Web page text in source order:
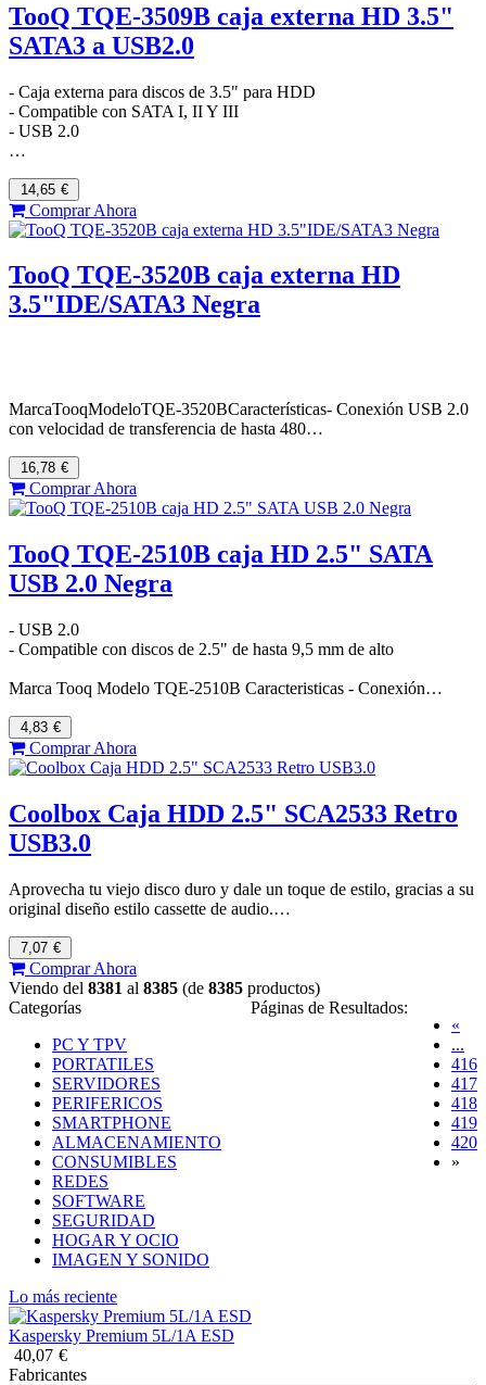
TooQ TQE-3509B caja externa HD 3.5"
SATA3 a USB2.0
- Caja externa para discos de 3.5" para HDD
- Compatible con SATA I, II Y III
- USB 2.0
…
14,65 €
Comprar Ahora
TooQ TQE-3520B caja externa HD
3.5"IDE/SATA3 Negra
MarcaTooqModeloTQE-3520BCaracterísticas- Conexión USB 2.0
con velocidad de transferencia de hasta 480…
16,78 €
Comprar Ahora
TooQ TQE-2510B caja HD 2.5" SATA
USB 2.0 Negra
- USB 2.0
- Compatible con discos de 2.5" de hasta 9,5 mm de alto
Marca Tooq Modelo TQE-2510B Caracteristicas - Conexión…
4,83 €
Comprar Ahora
Coolbox Caja HDD 2.5" SCA2533 Retro
USB3.0
Aprovecha tu viejo disco duro y dale un toque de estilo, gracias a su
original diseño estilo cassette de audio.…
7,07 €
Comprar Ahora
Viendo del 8381 al 8385 (de 8385 productos)
«
...
416
417
418
419
420
»
Páginas de Resultados:
Categorías
PC Y TPV
PORTATILES
SERVIDORES
PERIFERICOS
SMARTPHONE
ALMACENAMIENTO
CONSUMIBLES
REDES
SOFTWARE
SEGURIDAD
HOGAR Y OCIO
IMAGEN Y SONIDO
Lo más reciente
Kaspersky Premium 5L/1A ESD
40,07 €
Fabricantes